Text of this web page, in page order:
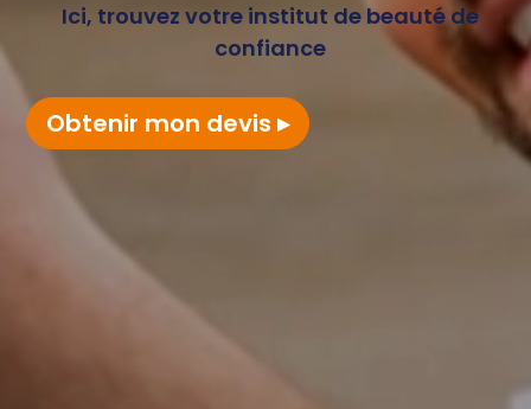
Ici, trouvez votre institut de beauté de
confiance
Obtenir mon devis